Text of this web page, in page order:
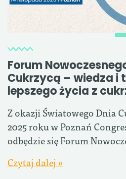
Forum
Cukrzycą – wiedza i
lepszego życia z
Z okazji Światowego Dnia
2025 roku w Poznań
odbędzie się Forum
Czytaj dalej »